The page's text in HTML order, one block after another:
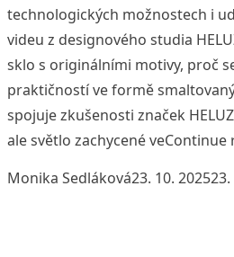
technologických možnostech i
videu z designového studia
sklo s originálními motivy, proč
praktičností ve formě
spojuje zkušenosti značek
ale světlo zachycené veContinue
Posted by
Monika Sedláková23. 10. 202523.